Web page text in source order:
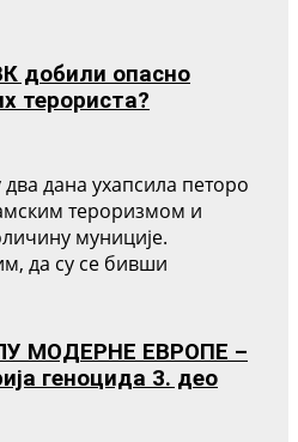
добили опасно
терориста?
два дана ухапсила петоро
тероризмом и
муниције.
да су се бивши
МОДЕРНЕ ЕВРОПЕ –
геноцида 3. део